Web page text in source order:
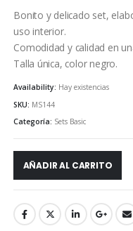
Bonito y delicado set,
uso interior.
Comodidad y calidad en
Talla única, color negro.
Availability: Hay existencias
SKU: MS144
Categoría: Sets Basic
AÑADIR AL CARRITO